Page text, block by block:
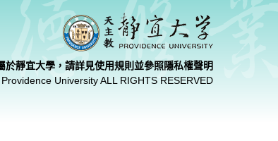
於靜宜大學，請詳見使用規則並參照隱私權聲明
University ALL RIGHTS RESERVED